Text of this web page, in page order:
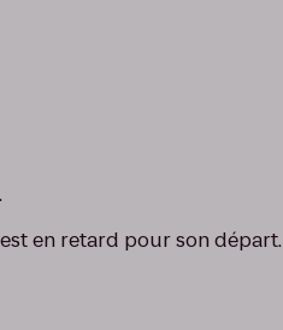
en retard pour son départ.